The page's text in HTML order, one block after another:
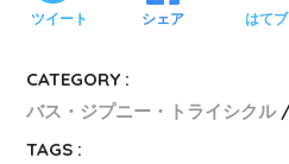
ツイート シェア はてブ
CATEGORY :
バス・ジプニー・トライシクル
TAGS :